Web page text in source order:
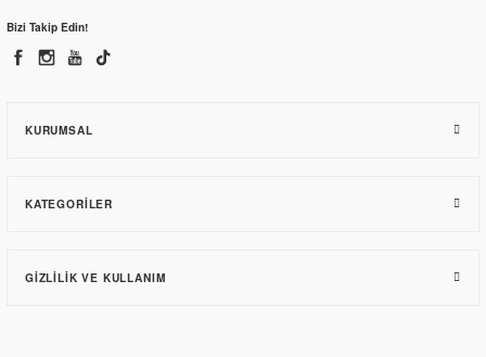
Bizi Takip Edin!
KURUMSAL
KATEGORILER
GIZLILIK VE KULLANIM